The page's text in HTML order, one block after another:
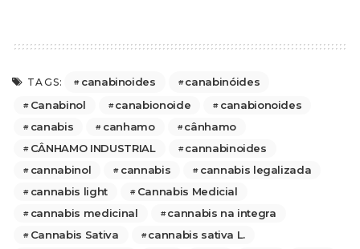
TAGS: canabinoides
canabinóides
Canabinol
canabionoide
canabionoides
canabis
canhamo
cânhamo
CÂNHAMO INDUSTRIAL
cannabinoides
cannabinol
cannabis
cannabis legalizada
cannabis light
Cannabis Medicial
cannabis medicinal
cannabis na integra
Cannabis Sativa
cannabis sativa L.